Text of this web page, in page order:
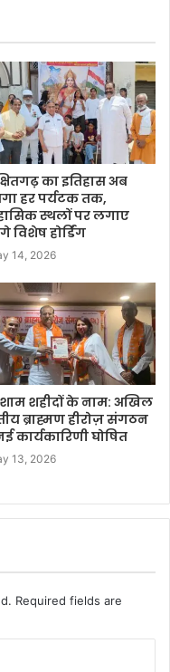
का इतिहास अब
हर पर्यटक तक,
स्थलों पर लगाए
विशेष होर्डिंग
14, 2026
शहीदों के नाम: अखिल
ब्राह्मण हीरोज़ संगठन
कार्यकारिणी घोषित
13, 2026
Required fields are